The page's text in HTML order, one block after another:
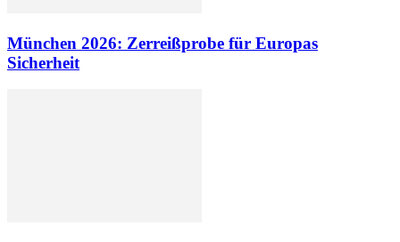
München 2026: Zerreißprobe für Europas
Sicherheit